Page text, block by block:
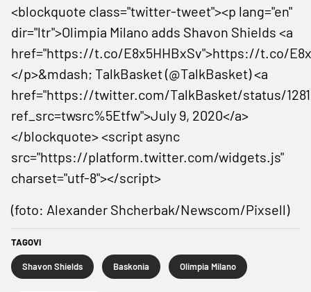
<blockquote class="twitter-tweet"><p lang="en"
dir="ltr">Olimpia Milano adds Shavon Shields <a
href="https://t.co/E8x5HHBxSv">https://t.co/
</p>&mdash; TalkBasket (@TalkBasket) <a
href="https://twitter.com/TalkBasket/status/
ref_src=twsrc%5Etfw">July 9, 2020</a>
</blockquote> <script async
src="https://platform.twitter.com/widgets.js"
charset="utf-8"></script>
(foto: Alexander Shcherbak/Newscom/Pixsell)
TAGOVI
Shavon Shields Baskonia Olimpia Milano